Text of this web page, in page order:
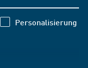
Personalisierung